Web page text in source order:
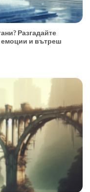
Разгадайте
емоции и вътреш